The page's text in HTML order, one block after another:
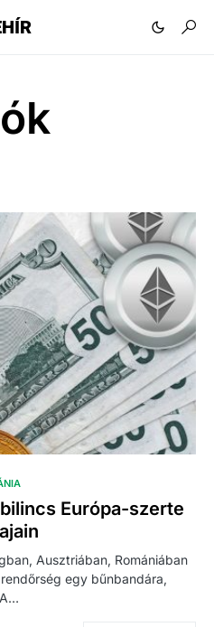
Európa-szerte
Ausztriában, Romániában
egy bűnbandára,